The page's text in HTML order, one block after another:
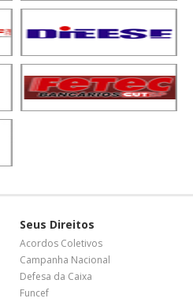
Seus Direitos
Acordos Coletivos
Campanha Nacional
Defesa da Caixa
Funcef